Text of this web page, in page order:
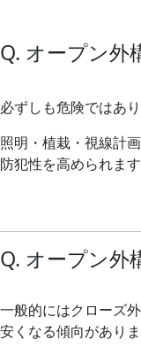
Q. オープン外
必ずしも危険ではあり
照明・植栽・視線計
防犯性を高められます
Q. オープン外
一般的にはクローズ
安くなる傾向がありま